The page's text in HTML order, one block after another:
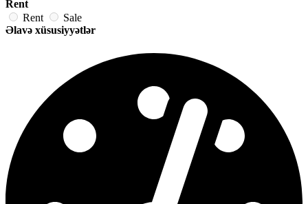
Rent
Rent
Sale
Əlavə xüsusiyyətlər